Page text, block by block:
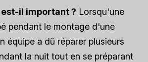
il important ? Lorsqu'une
pendant le montage d'une
équipe a dû réparer plusieurs
la nuit tout en se préparant